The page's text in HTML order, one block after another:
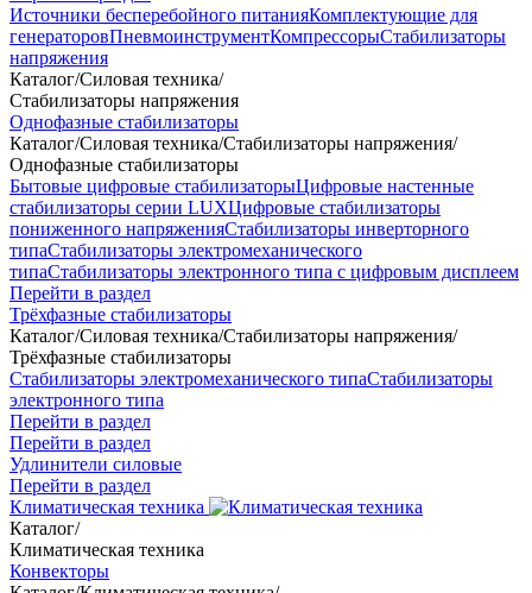
Источники бесперебойного питанияКомплектующие для
генераторовПневмоинструментКомпрессорыСтабилизаторы
напряжения
Каталог/Силовая техника/
Стабилизаторы напряжения
Однофазные стабилизаторы
Каталог/Силовая техника/Стабилизаторы напряжения/
Однофазные стабилизаторы
Бытовые цифровые стабилизаторыЦифровые настенные
стабилизаторы серии LUXЦифровые стабилизаторы
пониженного напряженияСтабилизаторы инверторного
типаСтабилизаторы электромеханического
типаСтабилизаторы электронного типа с цифровым дисплеем
Перейти в раздел
Трёхфазные стабилизаторы
Каталог/Силовая техника/Стабилизаторы напряжения/
Трёхфазные стабилизаторы
Стабилизаторы электромеханического типаСтабилизаторы
электронного типа
Перейти в раздел
Перейти в раздел
Удлинители силовые
Перейти в раздел
Климатическая техника
Каталог/
Климатическая техника
Конвекторы